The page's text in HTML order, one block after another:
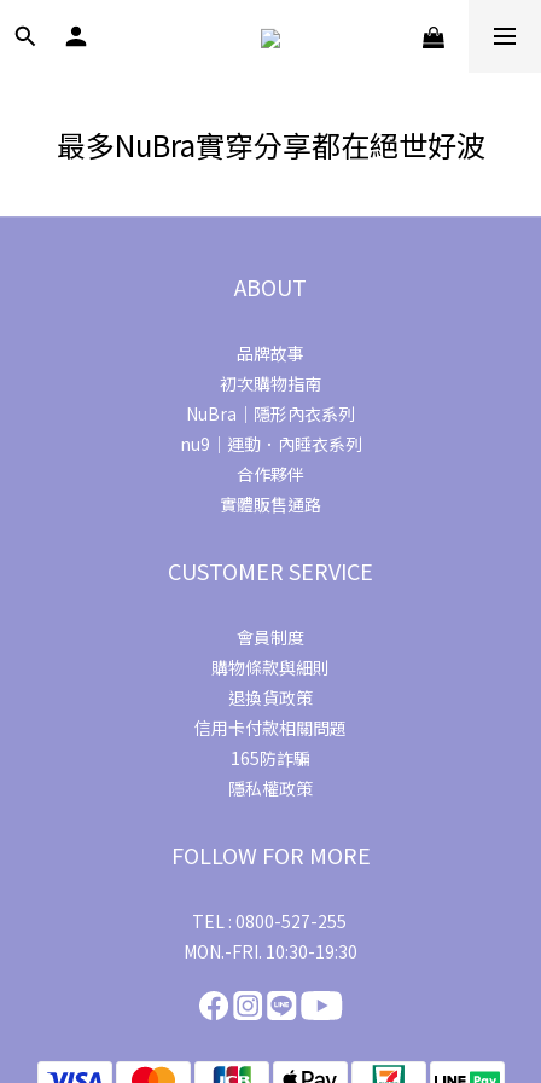
最多NuBra實穿分享都在絕世好波
ABOUT
品牌故事
初次購物指南
NuBra｜隱形內衣系列
nu9｜運動．內睡衣系列
合作夥伴
實體販售通路
CUSTOMER SERVICE
會員制度
購物條款與細則
退換貨政策
信用卡付款相關問題
165防詐騙
隱私權政策
FOLLOW FOR MORE
TEL : 0800-527-255
MON.-FRI. 10:30-19:30